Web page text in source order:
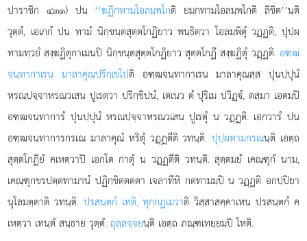
ปาราชิก ๔๓๑) ปน ‘‘ฆฏิกทามโอลมฺพโกติ ยมกทามโอลมฺพโกติ ลิขิต’’นฺติ
วุตฺตํ, เอเกกํ ปน ทามํ นิกฺขนฺตสุตฺตโกฏิยาว พนฺธิตฺวา โอลมฺพิตุํ วฏฺฏติ, ปุปฺผ
ทามทฺวยํ สงฺฆฏิตุกาเมนปิ นิกฺขนฺตสุตฺตโกฏิยาว สุตฺตโกฏึ สงฺฆฏิตุํ วฏฺฏติ. อฑฺฒ
จนฺทากาเรน มาลาคุณปริกฺเขโปติ อฑฺฒจนฺทากาเรน มาลาคุณสฺส ปุนปฺปุนํ
หรณปจฺจาหรณวเสน ปูเรตฺวา ปริกฺขิปนํ, เตเนว ตํ ปุริเม ปวิฏฺํ, ตสฺมา เอตมฺปิ
อฑฺฒจนฺทาการํ ปุนปฺปุนํ หรณปจฺจาหรณวเสน ปูเรตุํ น วฏฺฏติ. เอกวารํ ปน
อฑฺฒจนฺทาการกรเณ มาลาคุณํ หริตุํ วฏฺฏตีติ วทนฺติ.ปุปฺผทามกรณนฺติ เอตฺถ
สุตฺตโกฏิยํ คเหตฺวาปิ เอกโต กาตุํ น วฏฺฏตีติ วทนฺติ. สุตฺตมยํ เคณฺฑุกํ นาม,
เคณฺฑุกขรปตฺตทามานํ ปฏิกฺขิตฺตตฺตา เจลาทีหิ กตทามมฺปิ น วฏฺฏติ อกปฺปิยา
นุโลมตฺตาติ วทนฺติ. ปรสนฺตกํ เทติ, ทุกฺกฏเมวาติ วิสฺสาสคฺคาเหน ปรสนฺตกํ ค
เหตฺวา เทนฺตํ สนฺธาย วุตฺตํ.ถุลฺลจฺจยนฺติ เอตฺถ ภณฺฑเทยฺยมฺปิ โหติ.